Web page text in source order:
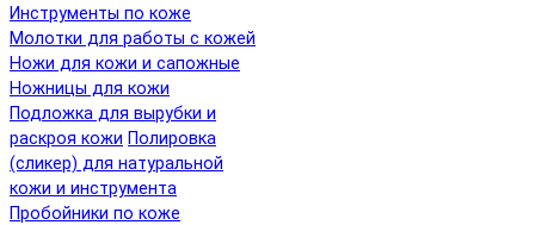
Инструменты по коже
Молотки для работы с кожей
Ножи для кожи и сапожные
Ножницы для кожи
Подложка для вырубки и
раскроя кожи Полировка
(сликер) для натуральной
кожи и инструмента
Пробойники по коже